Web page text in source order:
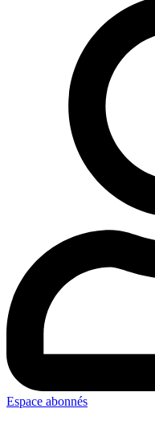
Espace abonnés